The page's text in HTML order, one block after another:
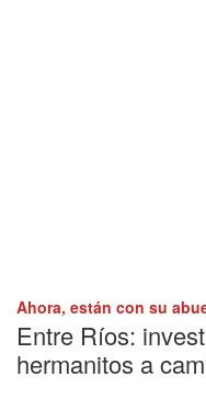
Ahora, están con su
Entre Ríos:
hermanitos a